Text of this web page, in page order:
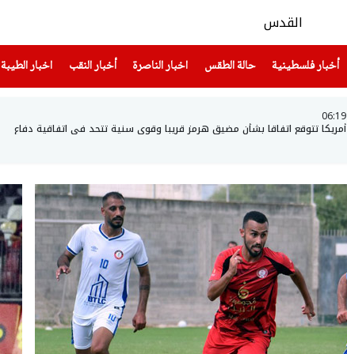
أخبار فلسطينية(current) حالة الطقس اخبار الناصرة
(current) أخبار النقب اخبار الطيبة(current)
06:19
أمريكا تتوقع اتفاقا بشأن مضيق هرمز قريبا وقوى سنية تتحد في اتفاقية دفاع